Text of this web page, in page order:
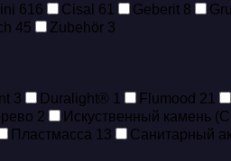
616 Cisal 61 Geberit 8
45 Zubehör 3
3 Duralight® 1 Flumood 21
2 Искуственный камень
Пластмасса 13 Санитарный